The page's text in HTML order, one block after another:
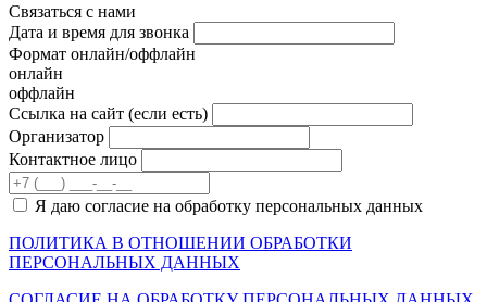
Связаться с нами
Дата и время для звонка
Формат онлайн/оффлайн
онлайн
оффлайн
Cсылка на сайт (если есть)
Организатор
Контактное лицо
Я даю согласие на обработку персональных данных
ПОЛИТИКА В ОТНОШЕНИИ ОБРАБОТКИ
ПЕРСОНАЛЬНЫХ ДАННЫХ